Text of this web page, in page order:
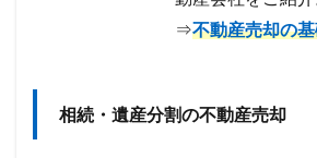
⇒不動産売却の
相続・遺産分割の不動産売却